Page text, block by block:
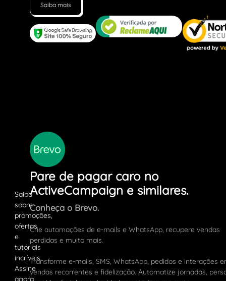
Saiba mais
Pare de pagar caro no
ActiveCampaign e similares.
Conheça o Brevo.
Crie automações de e-mails e WhatsApp, recupere vendas
perdidas e muito mais.
Transforme e-mails, SMS, WhatsApp, pedidos e interações
vendas recorrentes e fidelização. Automatize jornadas,